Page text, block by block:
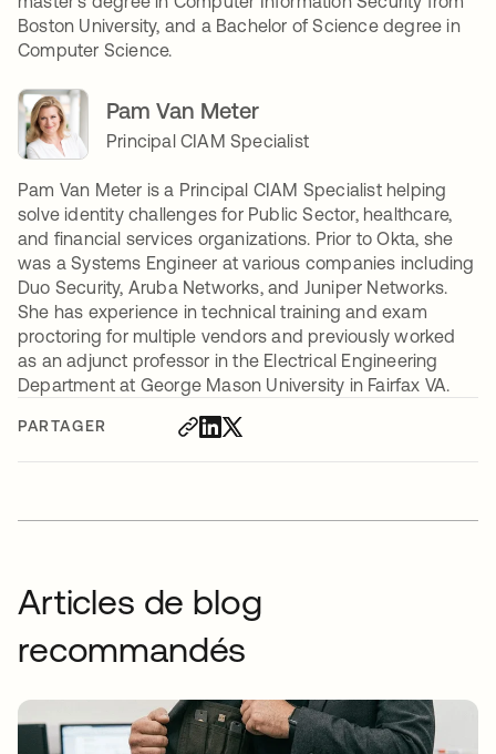
PARTAGER
Boston University, and a Bachelor of Science degree in
Computer Science.
Pam Van Meter
Principal CIAM Specialist
Pam Van Meter is a Principal CIAM Specialist helping
solve identity challenges for Public Sector, healthcare,
and financial services organizations. Prior to Okta, she
was a Systems Engineer at various companies including
Duo Security, Aruba Networks, and Juniper Networks.
She has experience in technical training and exam
proctoring for multiple vendors and previously worked
as an adjunct professor in the Electrical Engineering
Department at George Mason University in Fairfax VA.
Articles de blog
recommandés